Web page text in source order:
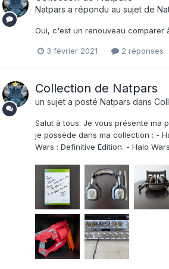
Natpars a répondu au sujet de
Oui, c'est un renouveau comparer
3 février 2021 2 réponses
Collection de Natpars
un sujet a posté Natpars dans
Salut à tous. Je vous présente ma
je possède dans ma collection : -
Wars : Definitive Edition. - Halo